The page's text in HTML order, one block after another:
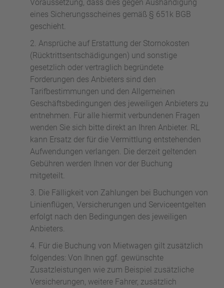
Voraussetzung, dass dies gegen Aushändigung
eines Sicherungsscheines gemäß § 651k BGB
geschieht.
Ansprüche auf Erstattung der Stornokosten
(Rücktrittsentschädigungen) und sonstige
gesetzlich oder vertraglich begründete
Forderungen des Anbieters sind den
Tarifbestimmungen und den Allgemeinen
Geschäftsbedingungen des jeweiligen Anbieters zu
entnehmen. Für alle hiermit verbundenen Fragen
wenden Sie sich bitte direkt an Ihren Anbieter. RL
kann Ersatz der für die Vermittlung entstehenden
Aufwendungen verlangen. Die derzeit geltenden
Gebühren werden Ihnen vor der Buchung
mitgeteilt.
Die Fälligkeit von Zahlungen bei Buchungen von
Linienflügen, Versicherungen und Serviceentgelten
erfolgt nach den Bedingungen des jeweiligen
Anbieters.
Für die Buchung von Mietwagen gilt zusätzlich
folgendes: Von Ihnen ggf. gewünschte
Zusatzleistungen wie zum Beispiel zusätzliche
Versicherungen, weitere Fahrer, zusätzlich